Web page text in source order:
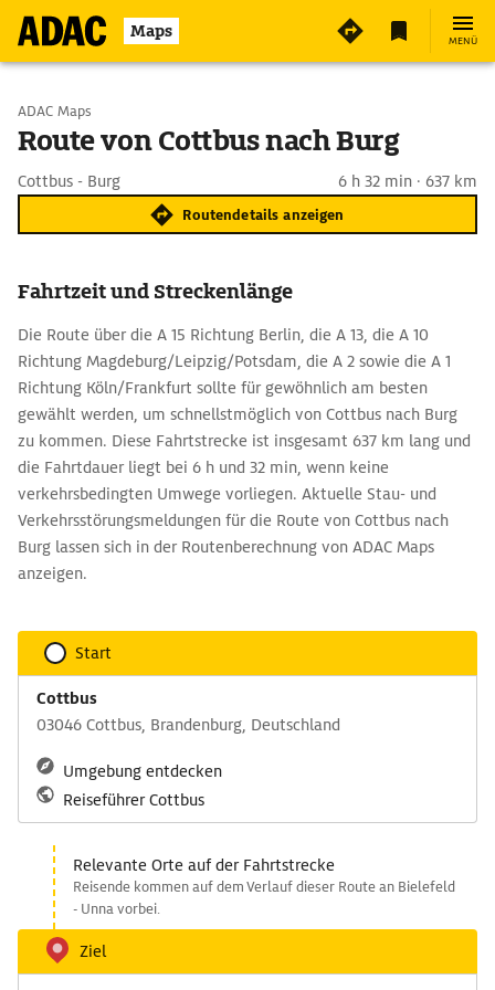
Maps MENÜ
Start wählen
ADAC Maps
Route von Cottbus nach Burg
Cottbus - Burg 6 h 32 min · 637 km
Routendetails anzeigen
Fahrtzeit und Streckenlänge
Die Route über die A 15 Richtung Berlin, die A 13, die A 10
Richtung Magdeburg/Leipzig/Potsdam, die A 2 sowie die A 1
Richtung Köln/Frankfurt sollte für gewöhnlich am besten
gewählt werden, um schnellstmöglich von Cottbus nach Burg
zu kommen. Diese Fahrtstrecke ist insgesamt 637 km lang und
die Fahrtdauer liegt bei 6 h und 32 min, wenn keine
verkehrsbedingten Umwege vorliegen. Aktuelle Stau- und
Verkehrsstörungsmeldungen für die Route von Cottbus nach
Burg lassen sich in der Routenberechnung von ADAC Maps
anzeigen.
Start
Cottbus
03046 Cottbus, Brandenburg, Deutschland
Umgebung entdecken
Reiseführer Cottbus
Relevante Orte auf der Fahrtstrecke
Reisende kommen auf dem Verlauf dieser Route an Bielefeld
- Unna vorbei.
Ziel